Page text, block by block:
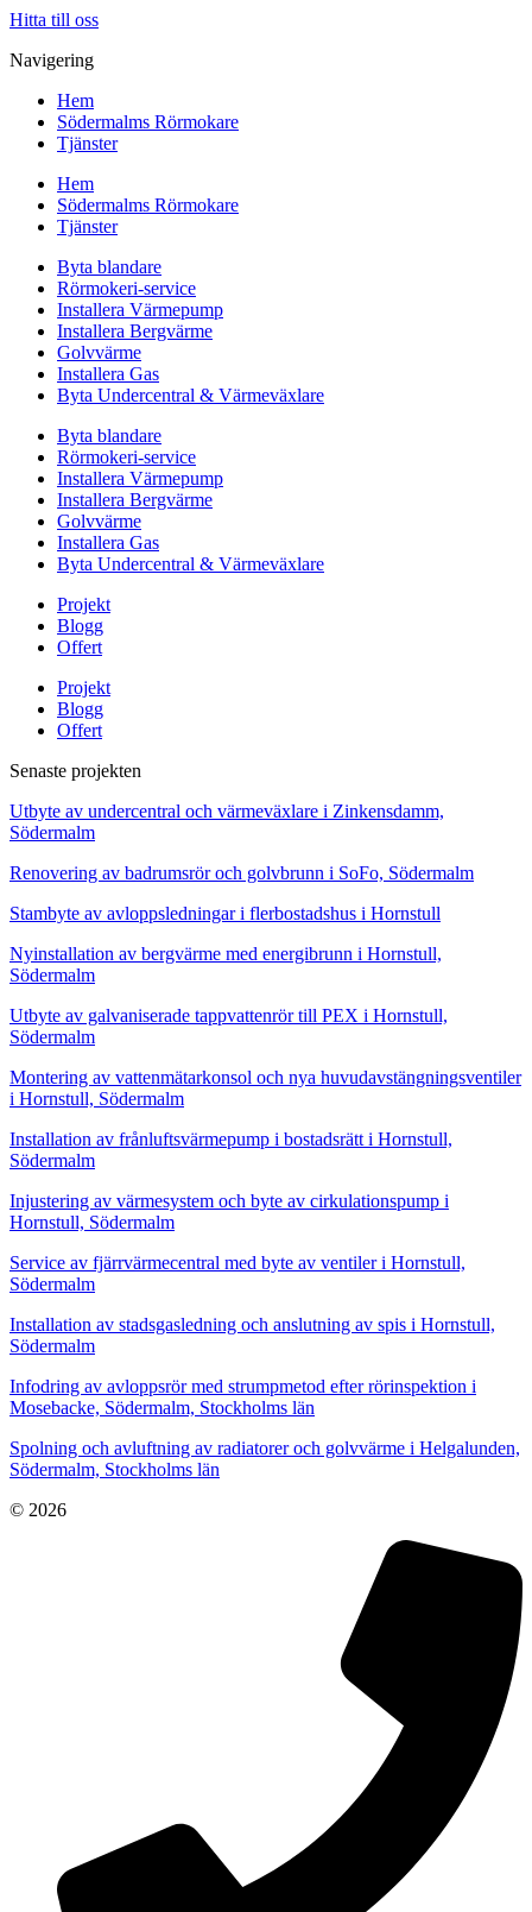
Hitta till oss
Navigering
Hem
Södermalms Rörmokare
Tjänster
Hem
Södermalms Rörmokare
Tjänster
Byta blandare
Rörmokeri-service
Installera Värmepump
Installera Bergvärme
Golvvärme
Installera Gas
Byta Undercentral & Värmeväxlare
Byta blandare
Rörmokeri-service
Installera Värmepump
Installera Bergvärme
Golvvärme
Installera Gas
Byta Undercentral & Värmeväxlare
Projekt
Blogg
Offert
Projekt
Blogg
Offert
Senaste projekten
Utbyte av undercentral och värmeväxlare i Zinkensdamm,
Södermalm
Renovering av badrumsrör och golvbrunn i SoFo, Södermalm
Stambyte av avloppsledningar i flerbostadshus i Hornstull
Nyinstallation av bergvärme med energibrunn i Hornstull,
Södermalm
Utbyte av galvaniserade tappvattenrör till PEX i Hornstull,
Södermalm
Montering av vattenmätarkonsol och nya huvudavstängningsventiler
i Hornstull, Södermalm
Installation av frånluftsvärmepump i bostadsrätt i Hornstull,
Södermalm
Injustering av värmesystem och byte av cirkulationspump i
Hornstull, Södermalm
Service av fjärrvärmecentral med byte av ventiler i Hornstull,
Södermalm
Installation av stadsgasledning och anslutning av spis i Hornstull,
Södermalm
Infodring av avloppsrör med strumpmetod efter rörinspektion i
Mosebacke, Södermalm, Stockholms län
Spolning och avluftning av radiatorer och golvvärme i Helgalunden,
Södermalm, Stockholms län
© 2026